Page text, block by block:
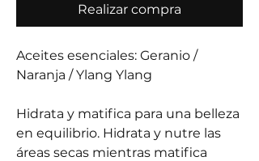
Realizar compra
Aceites esenciales: Geranio /
Naranja / Ylang Ylang
Hidrata y matifica para una belleza
en equilibrio. Hidrata y nutre las
áreas secas mientras matifica